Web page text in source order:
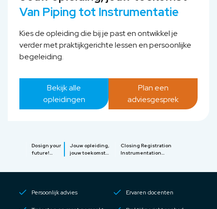
Van Piping tot Instrumentatie
Kies de opleiding die bij je past en ontwikkel je
verder met praktijkgerichte lessen en persoonlijke
begeleiding.
Bekijk alle
opleidingen
Plan een
adviesgesprek
Dosign your
future!
Jouw opleiding,
jouw toekomst
Closing Registration
Instrumentation
Persoonlijk advies Ervaren docenten